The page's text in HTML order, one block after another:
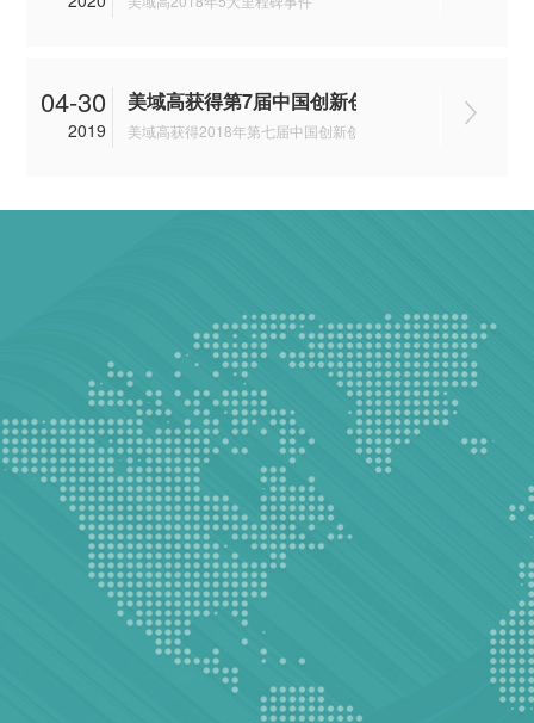
04-30
2019
美域高获得第7届中国创新创业大赛（成长组）
秀企业
美域高获得2018年第七届中国创新创业大赛（成长组）优秀企业
收购宜宾市南溪区红光制药有限
公司（通过GMP认证）
2018年
成都美域高制药有限公司
2013年
2024年新建高端原料药及创新药
2024年